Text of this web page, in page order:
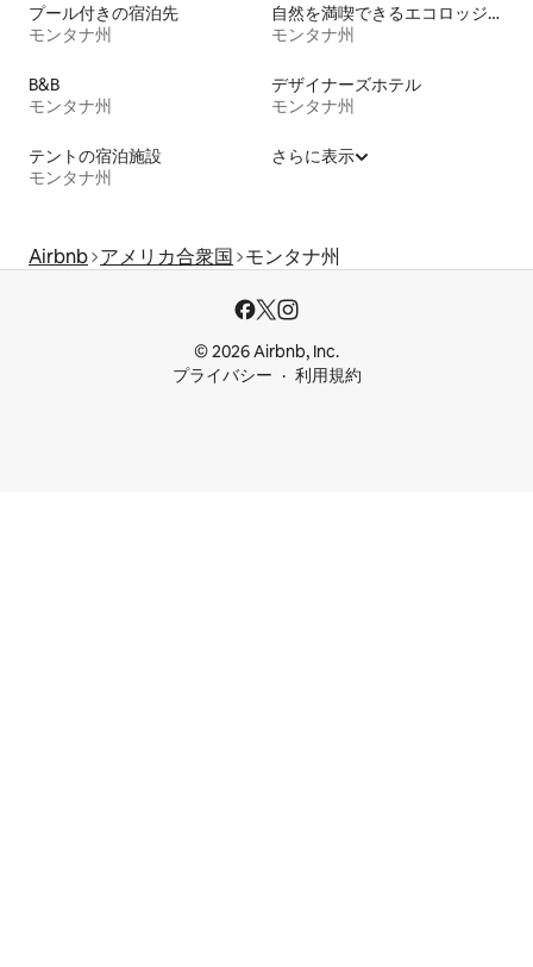
プール付きの宿泊先
モンタナ州
自然を満喫できるエコロッジの宿泊施設
モンタナ州
B&B
モンタナ州
デザイナーズホテル
モンタナ州
テントの宿泊施設
モンタナ州
さらに表示
Airbnb アメリカ合衆国 モンタナ州
© 2026 Airbnb, Inc.
プライバシー
利用規約